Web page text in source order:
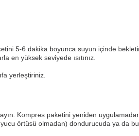
5-6 dakika boyunca suyun içinde
en yüksek seviyede ısıtınız.
yerleştiriniz.
Kompres paketini yeniden uygulamadan
örtüsü olmadan) dondurucuda ya da